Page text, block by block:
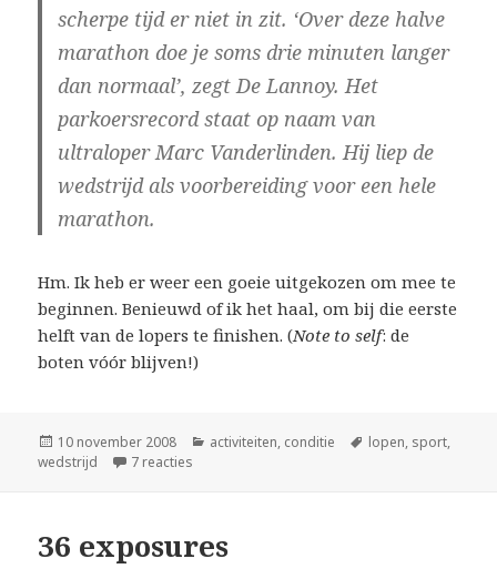
scherpe tijd er niet in zit. ‘Over deze halve
marathon doe je soms drie minuten langer
dan normaal’, zegt De Lannoy. Het
parkoersrecord staat op naam van
ultraloper Marc Vanderlinden. Hij liep de
wedstrijd als voorbereiding voor een hele
marathon.
Hm. Ik heb er weer een goeie uitgekozen om mee te
beginnen. Benieuwd of ik het haal, om bij die eerste
helft van de lopers te finishen. (Note to self: de
boten vóór blijven!)
Geplaatst
op
10 november 2008 Categorieën
activiteiten, conditie Tags
lopen, sport,
wedstrijd
7 reacties
36 exposures